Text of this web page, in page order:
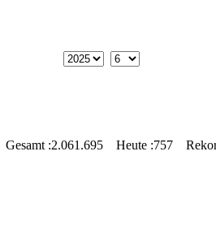
Gesamt :2.061.695 Heute :757